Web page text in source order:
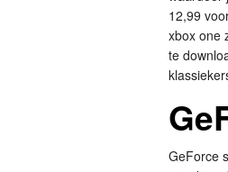
12,99
xbox one
te
GeForce